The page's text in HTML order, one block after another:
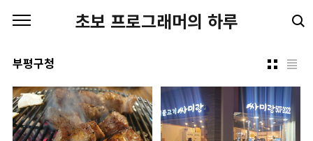
초보 프로그래머의 하루
부평구청